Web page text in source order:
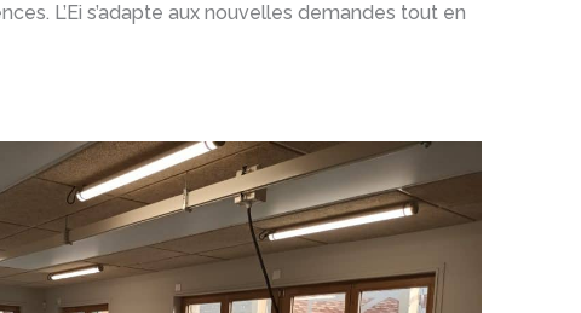
L’Ei s’adapte aux nouvelles demandes tout en